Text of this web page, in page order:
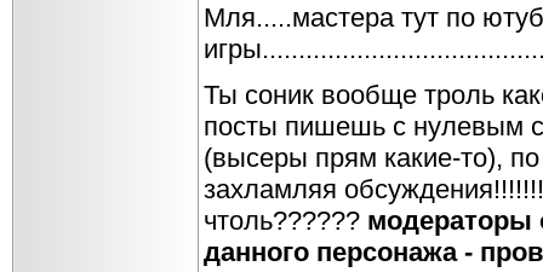
Мля.....мастера тут по
Ты соник вообще троль
посты пишешь с нулевым
(высеры прям какие-то),
захламляя
чтоль?????? модераторы
данного персонажа -